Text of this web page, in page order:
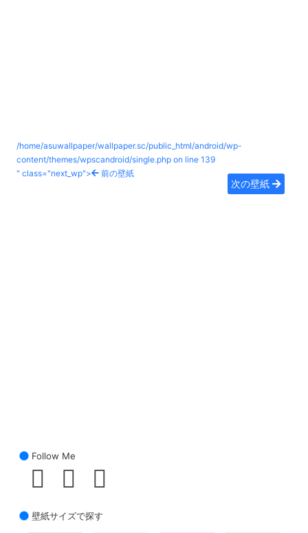
/home/asuwallpaper/wallpaper.sc/public_html/android/wp-
content/themes/wpscandroid/single.php on line 139
" class="next_wp">
前の壁紙
次の壁紙
Follow Me
壁紙サイズで探す